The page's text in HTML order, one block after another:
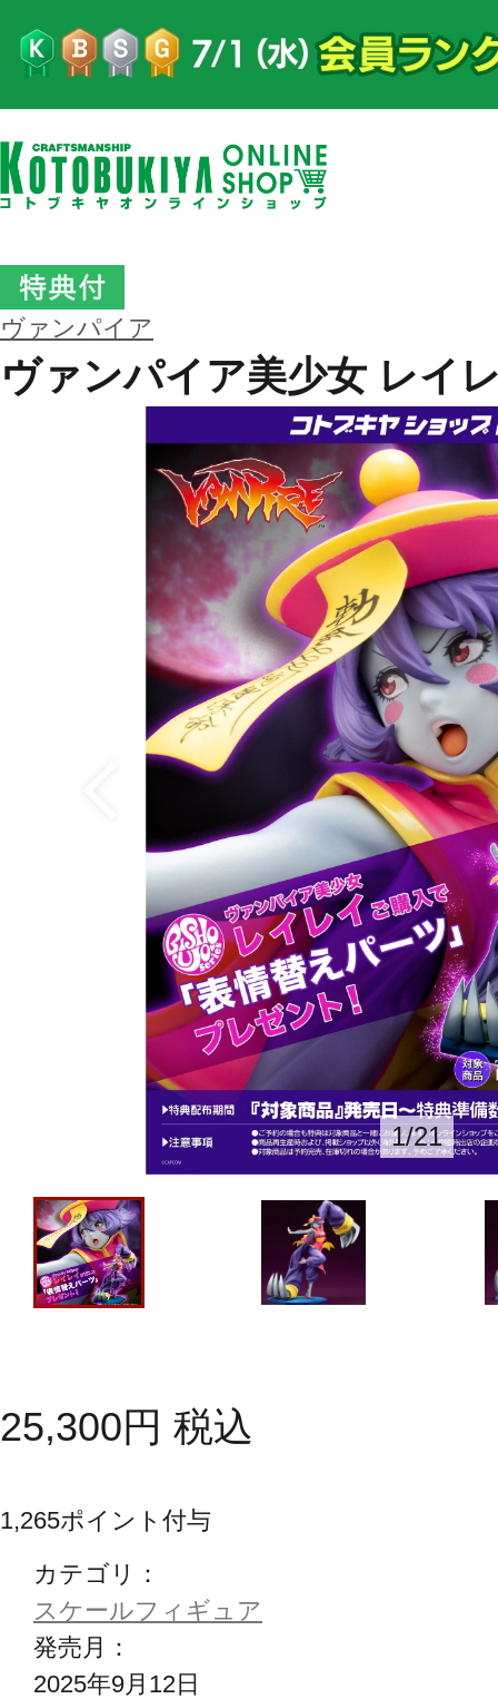
ヴァンパイア
ヴァンパイア美少女 レイ
1/21
25,300円 税込
1,265ポイント付与
カテゴリ：
スケールフィギュア
発売月：
2025年9月12日